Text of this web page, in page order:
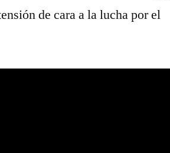
de cara a la lucha por el